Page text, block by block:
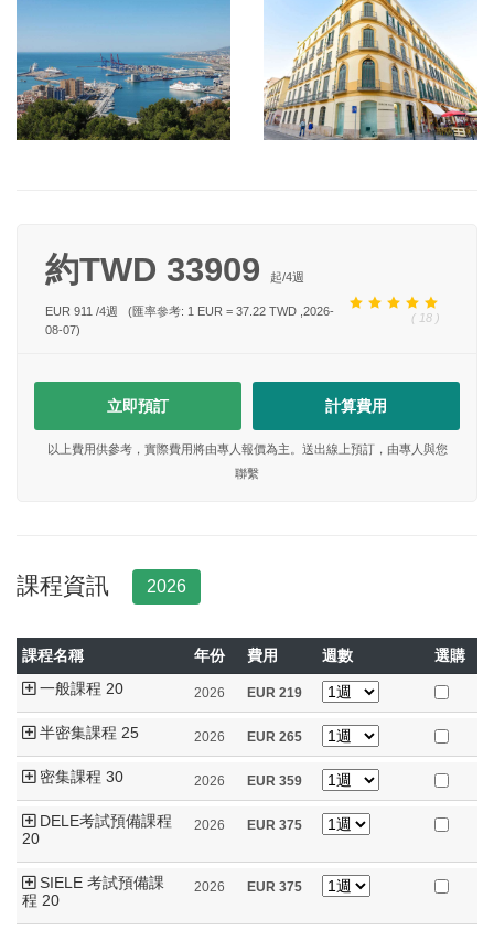
約TWD 33909 起/4週
EUR 911 /4週 ( 18 )
(匯率參考: 1 EUR = 37.22 TWD ,2026-
08-07)
立即預訂 計算費用
以上費用供參考，實際費用將由專人報價為主。送出線上預訂，由專人與您
聯繫
課程資訊 2026
課程名稱 年份 費用 週數
選購
一般課程 20
2026 EUR 219
半密集課程 25 2026 EUR 265
密集課程 30 2026 EUR 359
DELE考試預備課程
20
2026 EUR 375
SIELE 考試預備課
程 20
2026 EUR 375